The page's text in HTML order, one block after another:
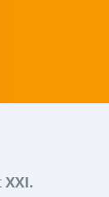
XXI.